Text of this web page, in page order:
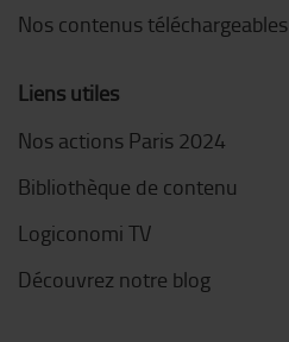
Nos contenus téléchargeables
Liens utiles
Nos actions Paris 2024
Bibliothèque de contenu
Logiconomi TV
Découvrez notre blog